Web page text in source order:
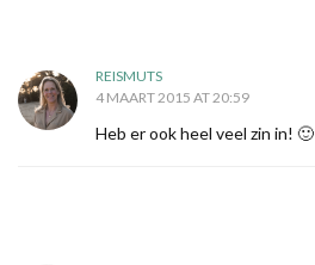
REISMUTS
4 MAART 2015 AT 20:59
Heb er ook heel veel zin in! 🙂